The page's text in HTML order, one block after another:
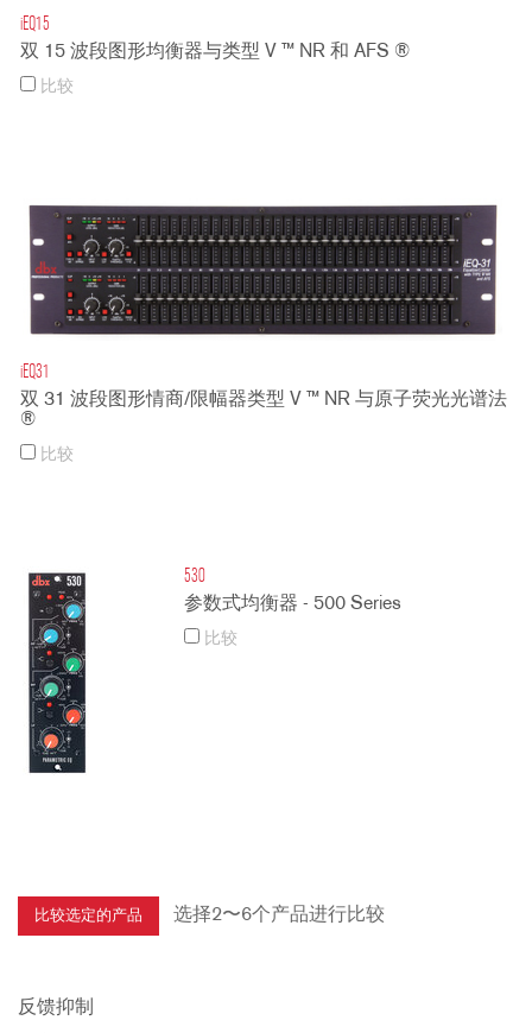
iEQ15
双 15 波段图形均衡器与类型 V ™ NR 和 AFS ®
比较
iEQ31
双 31 波段图形情商/限幅器类型 V ™ NR 与原子荧光光谱法
®
比较
530
参数式均衡器 - 500 Series
比较
选择2〜6个产品进行比较
反馈抑制